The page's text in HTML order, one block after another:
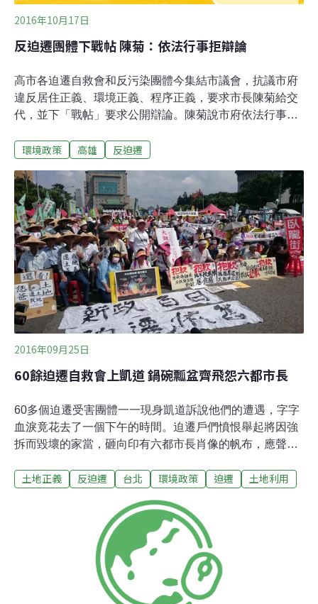
2016年10月17日
反迫遷團體下戰帖 陳菊：依法行事拒辯論
高市各迫遷自救會和反污染團體今集結市議會，抗議市府
違反居住正義、環境正義、程序正義，要求市長陳菊給交
代，並下「戰帖」要求公開辯論。陳菊說市府依法行事，
陳菊今赴議會進行施政報告，8點不到就到議會，各迫遷
面。上午至議會門口抗議的團體包括高市公民監督公僕聯
盟、三民果菜市場自救會、前鎮第一公有市場自救會、舊
左營國中拆遷自救會、大溝頂自救會、中央公園護地護樹
聯盟、果菜市場不義徵收自救會、拉瓦克漢人住戶自救會
等200多人，各自拉開抗議布條。高雄市公民監督公僕聯
盟理事長陳銘彬表示，政府有義務保障人民的居住權，保
障範圍不僅為有產權住戶，更應包含非正規聚落住民的居
住權，但這一年來，高市接連爆發迫遷案，市府破壞居住
正義，欠缺協商程序，由官方獨斷決定。陳銘彬說，抗議
團體10月7日向市府「下戰帖」，要求公開辯論，未獲
環境政策 高雄 反迫遷
2016年09月25日
60餘迫遷自救會上凱道 鍋碗瓢盆齊飛怨六都市長
60多個迫遷受害團體一一現身凱道訴說他們的遭遇，字字
血淚竟花去了一個下午的時間。迫遷戶們憤恨舉起將因強
拆而毀壞的家當，砸向印有六都市長肖像的帆布，應聲破
們該怎麼辦？請救救我們！」包括這一兩個月就可能遭到
明自辦重劃、板橋大觀事件、基隆港貴美雜貨店，來自全
台各地的60多件迫遷案，數百個迫遷戶們，在台灣反迫遷
連線、台灣人權促進會、惜根台灣協會、經濟民主連合等
團體的協助下，25日下午在凱道集結，一一講解他們所遭
遇的爭議迫遷。徐世榮：轉型正義不只追討國民黨產「轉
型正義絕對不是只有國民黨黨產問題！」要求蔡政府正視
土地正義 反迫遷 台北 環境政策 迫遷 土地利用